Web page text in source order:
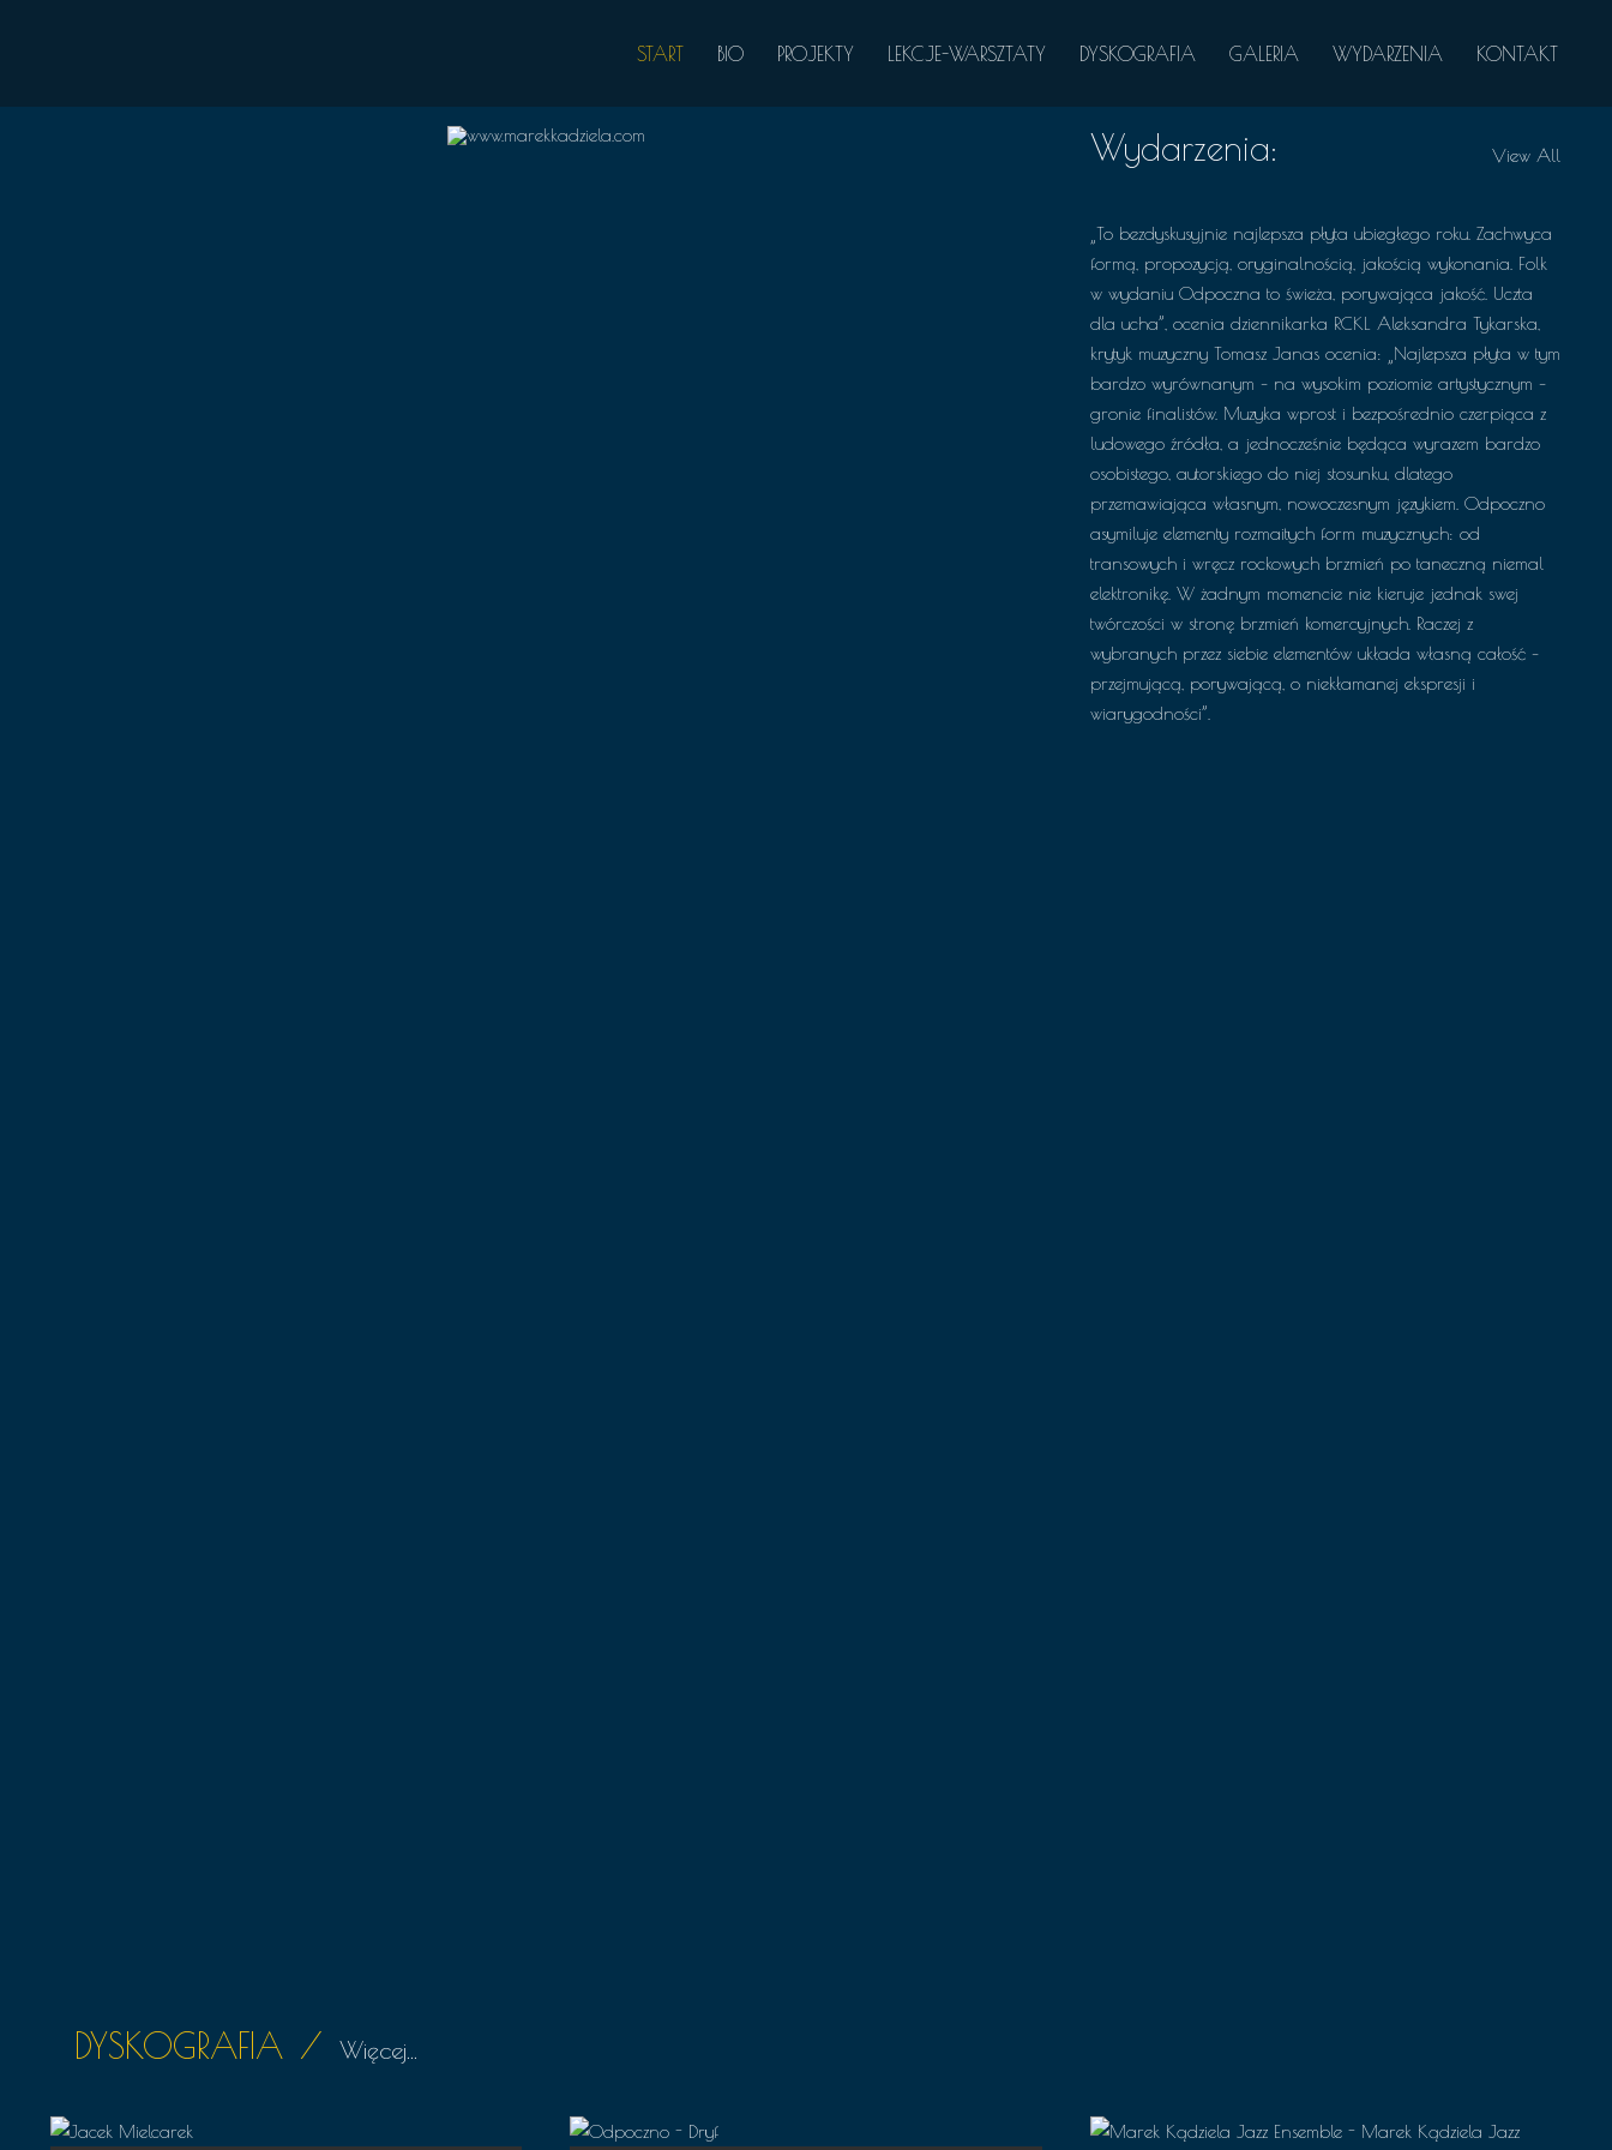
START BIO PROJEKTY LEKCJE-WARSZTATY DYSKOGRAFIA GALERIA WYDARZENIA KONTAKT
Wydarzenia: View All
„To bezdyskusyjnie najlepsza płyta ubiegłego roku. Zachwyca
formą, propozycją, oryginalnością, jakością wykonania. Folk
w wydaniu Odpoczna to świeża, porywająca jakość. Uczta
dla ucha”, ocenia dziennikarka RCKL Aleksandra Tykarska,
krytyk muzyczny Tomasz Janas ocenia: „Najlepsza płyta w tym
bardzo wyrównanym – na wysokim poziomie artystycznym –
gronie finalistów. Muzyka wprost i bezpośrednio czerpiąca z
ludowego źródła, a jednocześnie będąca wyrazem bardzo
osobistego, autorskiego do niej stosunku, dlatego
przemawiająca własnym, nowoczesnym językiem. Odpoczno
asymiluje elementy rozmaitych form muzycznych: od
transowych i wręcz rockowych brzmień po taneczną niemal
elektronikę. W żadnym momencie nie kieruje jednak swej
twórczości w stronę brzmień komercyjnych. Raczej z
wybranych przez siebie elementów układa własną całość –
przejmującą, porywającą, o niekłamanej ekspresji i
wiarygodności”.
DYSKOGRAFIA / Więcej...